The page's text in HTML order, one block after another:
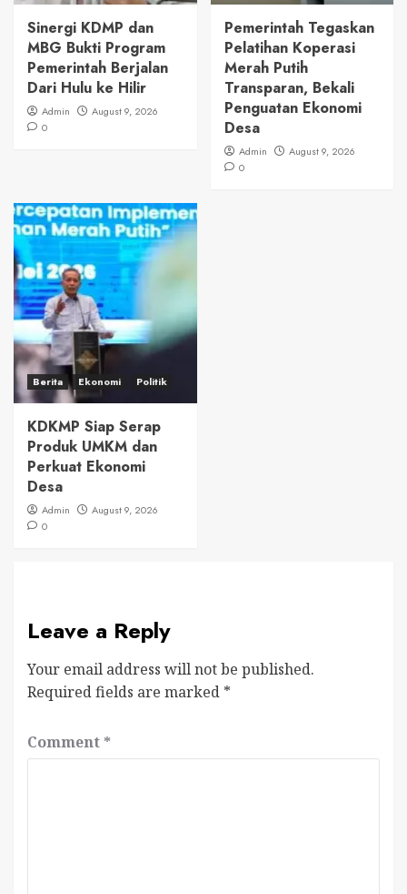
Sinergi KDMP dan
MBG Bukti Program
Pemerintah Berjalan
Dari Hulu ke Hilir
Admin
August 9, 2026
0
Pemerintah Tegaskan
Pelatihan Koperasi
Merah Putih
Transparan, Bekali
Penguatan Ekonomi
Desa
Admin
August 9, 2026
0
Berita Ekonomi Politik
KDKMP Siap Serap
Produk UMKM dan
Perkuat Ekonomi
Desa
Admin
August 9, 2026
0
Leave a Reply
Your email address will not be published.
Required fields are marked *
Comment *